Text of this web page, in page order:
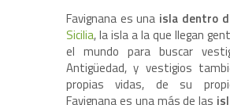
Favignana es una isla dentro
Sicilia, la isla a la que llegan
el mundo para buscar
Antigüedad, y vestigios
propias vidas, de su
Favignana es una más de las